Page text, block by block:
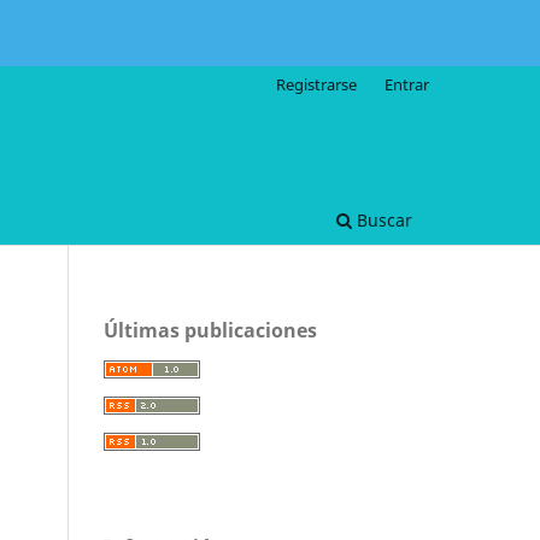
Buscar
Registrarse Entrar
Últimas publicaciones